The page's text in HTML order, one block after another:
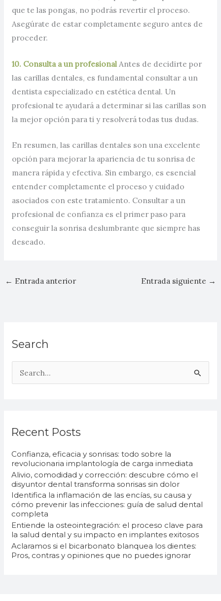
que te las pongas, no podrás revertir el proceso.
Asegúrate de estar completamente seguro antes de
proceder.
10. Consulta a un profesional Antes de decidirte por
las carillas dentales, es fundamental consultar a un
dentista especializado en estética dental. Un
profesional te ayudará a determinar si las carillas son
la mejor opción para ti y resolverá todas tus dudas.
En resumen, las carillas dentales son una excelente
opción para mejorar la apariencia de tu sonrisa de
manera rápida y efectiva. Sin embargo, es esencial
entender completamente el proceso y cuidado
asociados con este tratamiento. Consultar a un
profesional de confianza es el primer paso para
conseguir la sonrisa deslumbrante que siempre has
deseado.
← Entrada anterior Entrada siguiente →
Search
u
a
p
o
r
:
Recent Posts
Confianza, eficacia y sonrisas: todo sobre la
revolucionaria implantología de carga inmediata
Alivio, comodidad y corrección: descubre cómo el
disyuntor dental transforma sonrisas sin dolor
Identifica la inflamación de las encías, su causa y
cómo prevenir las infecciones: guía de salud dental
completa
Entiende la osteointegración: el proceso clave para
la salud dental y su impacto en implantes exitosos
Aclaramos si el bicarbonato blanquea los dientes:
Pros, contras y opiniones que no puedes ignorar